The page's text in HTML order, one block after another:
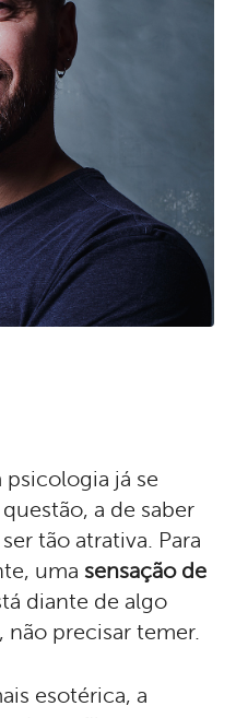
já se
a de saber
tão atrativa. Para
uma sensação de
diante de algo
precisar temer.
esotérica, a